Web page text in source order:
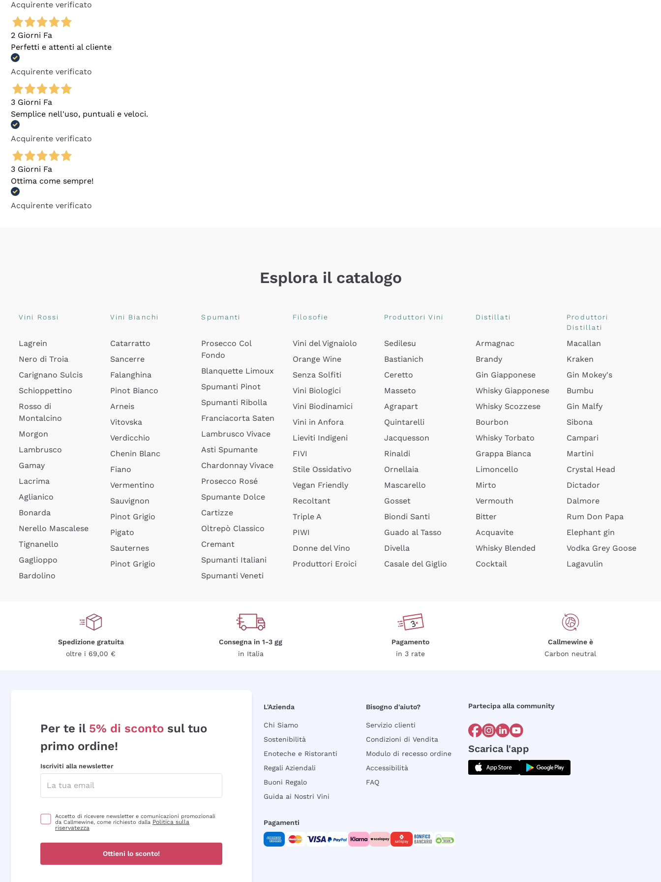
Acquirente verificato
2 Giorni Fa
Perfetti e attenti al cliente
Acquirente verificato
3 Giorni Fa
Semplice nell'uso, puntuali e veloci.
Acquirente verificato
3 Giorni Fa
Ottima come sempre!
Acquirente verificato
Esplora il catalogo
Vini Rossi
Lagrein
Nero di Troia
Carignano Sulcis
Schioppettino
Rosso di
Montalcino
Morgon
Lambrusco
Gamay
Lacrima
Aglianico
Bonarda
Nerello Mascalese
Tignanello
Gaglioppo
Bardolino
Vini Bianchi
Catarratto
Sancerre
Falanghina
Pinot Bianco
Arneis
Vitovska
Verdicchio
Chenin Blanc
Fiano
Vermentino
Sauvignon
Pinot Grigio
Pigato
Sauternes
Pinot Grigio
Spumanti
Prosecco Col
Fondo
Blanquette Limoux
Spumanti Pinot
Spumanti Ribolla
Franciacorta Saten
Lambrusco Vivace
Asti Spumante
Chardonnay Vivace
Prosecco Rosé
Spumante Dolce
Cartizze
Oltrepò Classico
Cremant
Spumanti Italiani
Spumanti Veneti
Filosofie
Vini del Vignaiolo
Orange Wine
Senza Solfiti
Vini Biologici
Vini Biodinamici
Vini in Anfora
Lieviti Indigeni
FIVI
Stile Ossidativo
Vegan Friendly
Recoltant
Triple A
PIWI
Donne del Vino
Produttori Eroici
Produttori Vini
Sedilesu
Bastianich
Ceretto
Masseto
Agrapart
Quintarelli
Jacquesson
Rinaldi
Ornellaia
Mascarello
Gosset
Biondi Santi
Guado al Tasso
Divella
Casale del Giglio
Distillati
Armagnac
Brandy
Gin Giapponese
Whisky Giapponese
Whisky Scozzese
Bourbon
Whisky Torbato
Grappa Bianca
Limoncello
Mirto
Vermouth
Bitter
Acquavite
Whisky Blended
Cocktail
Produttori
Distillati
Macallan
Kraken
Gin Mokey's
Bumbu
Gin Malfy
Sibona
Campari
Martini
Crystal Head
Dictador
Dalmore
Rum Don Papa
Elephant gin
Vodka Grey Goose
Lagavulin
Spedizione gratuita
oltre i 69,00 €
Consegna in 1-3 gg
in Italia
Pagamento
in 3 rate
Callmewine è
Carbon neutral
Per te il 5% di sconto sul tuo
primo ordine!
Iscriviti alla newsletter
Accetto di ricevere newsletter e comunicazioni promozionali
da Callmewine, come richiesto dalla Politica sulla
riservatezza
Ottieni lo sconto!
L'Azienda
Chi Siamo
Sostenibilità
Enoteche e Ristoranti
Regali Aziendali
Buoni Regalo
Guida ai Nostri Vini
Bisogno d'aiuto?
Servizio clienti
Condizioni di Vendita
Modulo di recesso ordine
Accessibilità
FAQ
Partecipa alla community
Scarica l'app
Pagamenti